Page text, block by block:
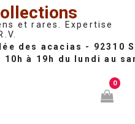
et rares. Expertise
0